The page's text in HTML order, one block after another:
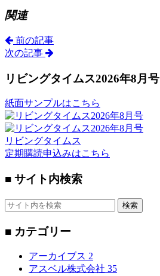
関連
前の記事
次の記事
リビングタイムス2026年8月号
紙面サンプルはこちら
リビングタイムス
定期購読申込みはこちら
■ サイト内検索
検索
■ カテゴリー
アーカイブス 2
アスベル株式会社 35